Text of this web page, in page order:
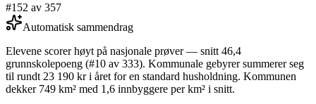
#152 av 357
Automatisk sammendrag
Elevene scorer høyt på nasjonale prøver — snitt 46,4
grunnskolepoeng (#10 av 333). Kommunale gebyrer summerer seg
til rundt 23 190 kr i året for en standard husholdning. Kommunen
dekker 749 km² med 1,6 innbyggere per km² i snitt.